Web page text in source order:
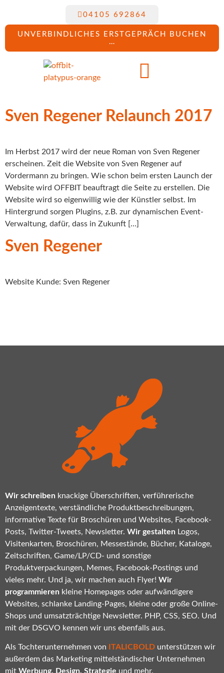
UNVERBINDLICHES ERSTGEPRÄCH BUCHEN
…
04105 692864
Sven Regener Relaunch 2017
Im Herbst 2017 wird der neue Roman von Sven Regener
erscheinen. Zeit die Website von Sven Regener auf
Vordermann zu bringen. Wie schon beim ersten Launch der
Website wird OFFBIT beauftragt die Seite zu erstellen. Die
Website wird so eigenwillig wie der Künstler selbst. Im
Hintergrund sorgen Plugins, z.B. zur dynamischen Event-
Verwaltung, dafür, dass in Zukunft […]
Sven Regener
Website Kunde: Sven Regener
Wir schreiben knackige Überschriften, verführerische
Anzeigentexte, verständliche Produktbeschreibungen,
informative Texte für Broschüren und Websites, Facebook-
Posts, Twitter-Tweets, Newsletter. Wir gestalten Logos,
Visitenkarten, Broschüren, Messestände, Bücher, Kataloge,
Zeitschriften, Game/LP/CD- und sonstige
Produktverpackungen, Memes, Facebook-Postings und
vieles mehr. Und ja, wir machen auch Flyer! Wir
programmieren kleine Homepages oder aufwändigere
Websites, schlanke Landing-Pages, kleine oder große Online-
Shops und umsatzträchtige Newsletter. PHP, CSS, SEO. Und
mit der DSGVO kennen wir uns ebenfalls aus.
Als Tochterunternehmen von ITALICBOLD unterstützen wir
außerdem das Marketing mittelständischer Unternehmen
mit Werbung, Design, Strategie und mehr.